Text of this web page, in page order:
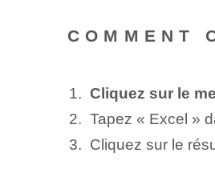
COMMENT
Cliquez sur le
Tapez « Excel »
Cliquez sur le